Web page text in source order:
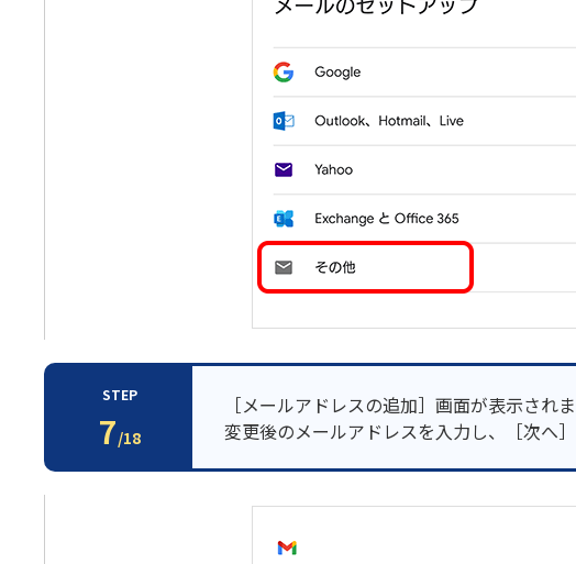
STEP
7/18
［メールアドレスの追加］画面が表示され
変更後のメールアドレスを入力し、［次へ